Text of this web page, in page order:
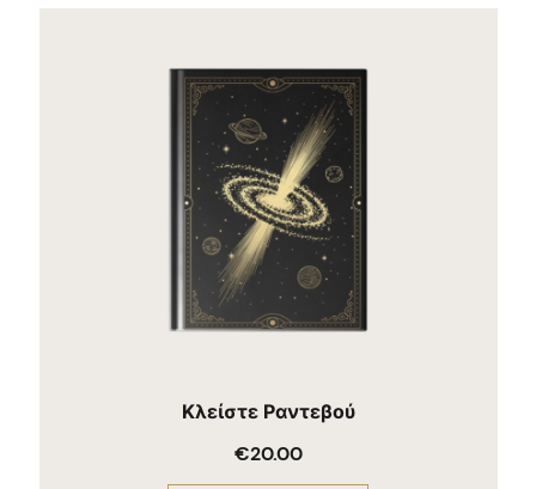
Κλείστε Ραντεβού
€20.00